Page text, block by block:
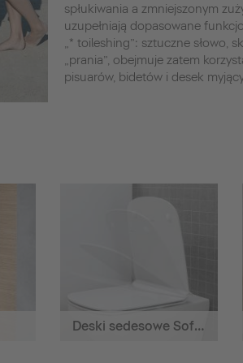
spłukiwania a zmniejszonym
uzupełniają dopasowane
„* toileshing”: sztuczne słowo,
„prania”, obejmuje zatem
pisuarów, bidetów i desek
Deski sedesowe SoftClose